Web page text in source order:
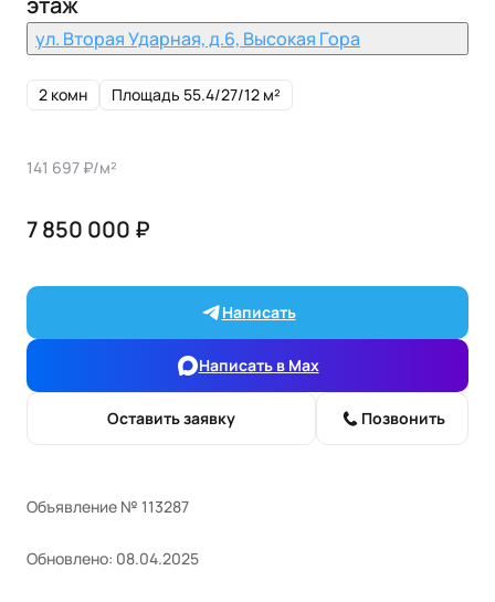
ул. Вторая Ударная, д.6, Высокая Гора
2 комн Площадь 55.4/27/12 м²
141 697 ₽/м²
7 850 000 ₽
Написать
Написать в Max
Оставить заявку Позвонить
Объявление № 113287
Обновлено: 08.04.2025